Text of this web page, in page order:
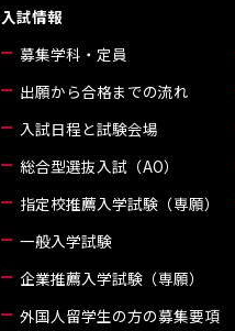
入試情報
募集学科・定員
出願から合格までの流れ
入試日程と試験会場
総合型選抜入試（AO）
指定校推薦入学試験（専願）
一般入学試験
企業推薦入学試験（専願）
外国人留学生の方の募集要項